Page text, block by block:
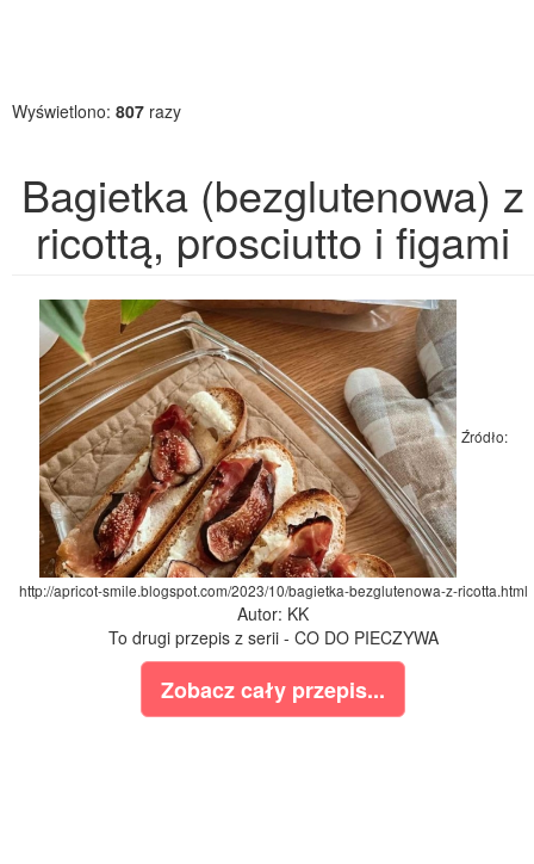
Wyświetlono: 807 razy
Bagietka (bezglutenowa) z
ricottą, prosciutto i figami
Źródło:
http://apricot-smile.blogspot.com/2023/10/bagietka-bezglutenowa-z-ricotta.html
Autor: KK
To drugi przepis z serii - CO DO PIECZYWA
Zobacz cały przepis...